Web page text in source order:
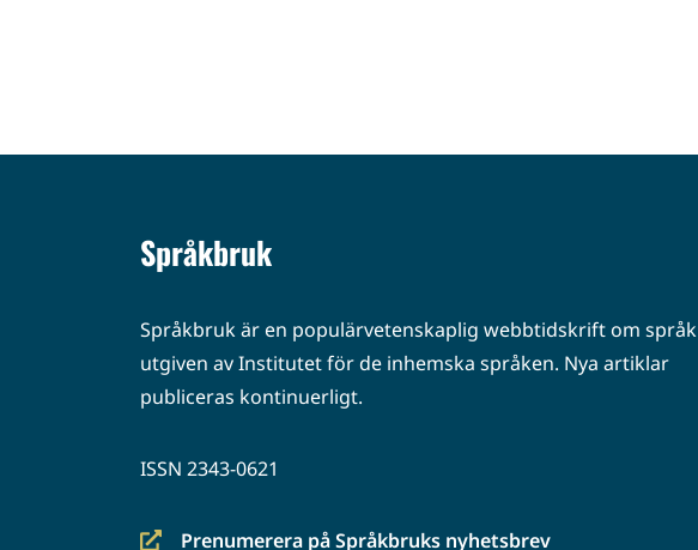
Språkbruk
Språkbruk är en populärvetenskaplig webbtidskrift om språk
utgiven av Institutet för de inhemska språken. Nya artiklar
publiceras kontinuerligt.
ISSN 2343-0621
Prenumerera på Språkbruks nyhetsbrev